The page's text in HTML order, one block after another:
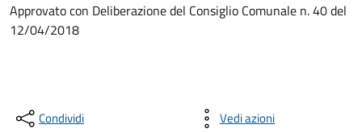
Approvato con Deliberazione del Consiglio Comunale n. 40 del
12/04/2018
Condividi Vedi azioni